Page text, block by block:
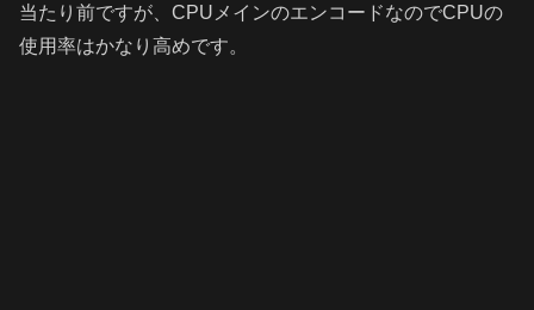
当たり前ですが、CPUメインのエンコードなのでCPUの
使用率はかなり高めです。